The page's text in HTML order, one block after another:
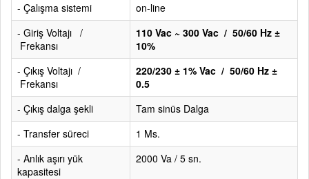
- Çalışma sistemi
on-line
- Giriş Voltajı /
Frekansı
110 Vac ~ 300 Vac / 50/60 Hz ±
10%
- Çıkış Voltajı /
Frekansı
220/230 ± 1% Vac / 50/60 Hz ±
0.5
- Çıkış dalga şekli
Tam sinüs Dalga
- Transfer süreci
1 Ms.
- Anlık aşırı yük
kapasitesi
2000 Va / 5 sn.